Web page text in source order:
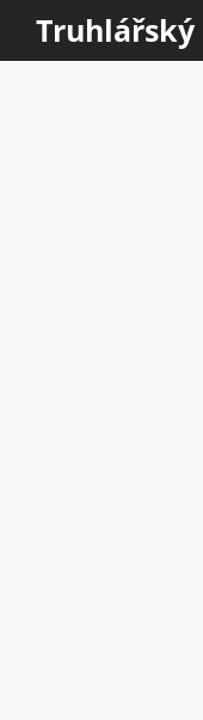
Truhlářský